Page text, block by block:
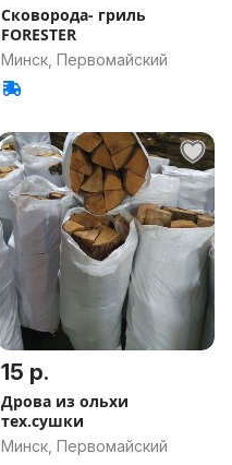
Сковорода- гриль
FORESTER
Минск, Первомайский
15 р.
Дрова из ольхи
тех.сушки
Минск, Первомайский